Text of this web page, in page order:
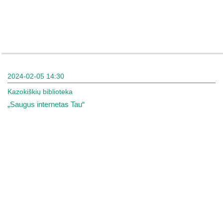
2024-02-05 14:30
Kazokiškių biblioteka
„Saugus internetas Tau“